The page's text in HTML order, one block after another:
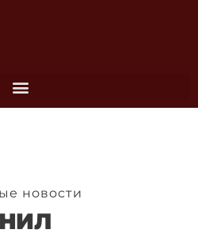
новости